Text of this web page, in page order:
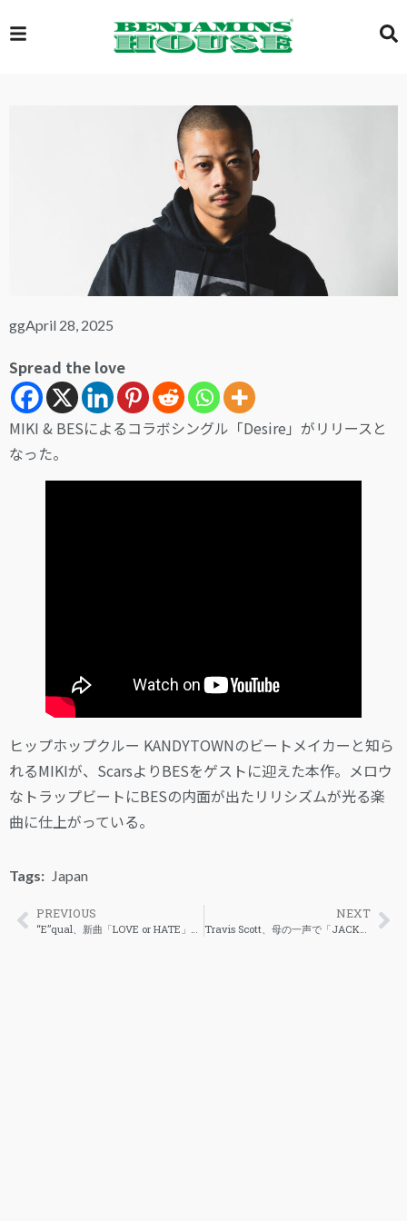
EXCLUSIVE
GLOBAL
VIDEOS
LOGIN
ggApril 28, 2025
Spread the love
MIKI & BESによるコラボシングル「Desire」がリリースと
なった。
ヒップホップクルー KANDYTOWNのビートメイカーと知ら
れるMIKIが、ScarsよりBESをゲストに迎えた本作。メロウ
なトラップビートにBESの内面が出たリリシズムが光る楽
曲に仕上がっている。
Tags: Japan
PREVIOUS NEXT